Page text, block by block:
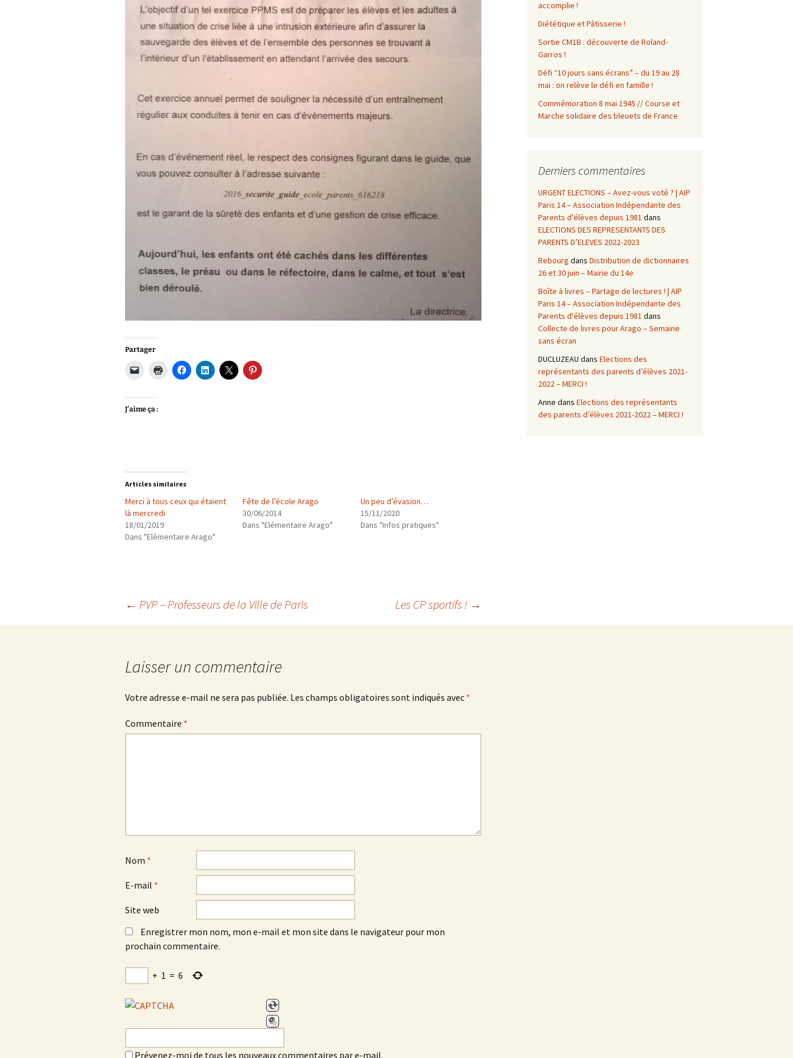
Partager
J’aime ça :
Articles similaires
Merci à tous ceux qui étaient
là mercredi
18/01/2019
Dans "Elémentaire Arago"
Fête de l’école Arago
30/06/2014
Dans "Elémentaire Arago"
Un peu d’évasion…
15/11/2020
Dans "Infos pratiques"
Navigation
← PVP – Professeurs de la Ville de Paris Les CP sportifs ! →
Laisser un commentaire
Votre adresse e-mail ne sera pas publiée. Les champs obligatoires sont indiqués avec *
Commentaire *
Nom *
E-mail *
Site web
Enregistrer mon nom, mon e-mail et mon site dans le navigateur pour mon
prochain commentaire.
+ 1 = 6
Prévenez-moi de tous les nouveaux commentaires par e-mail.
accomplie !
Diététique et Pâtisserie !
Sortie CM1B : découverte de Roland-
Garros !
Défi “10 jours sans écrans” – du 19 au 28
mai : on relève le défi en famille !
Commémoration 8 mai 1945 // Course et
Marche solidaire des bleuets de France
Derniers commentaires
URGENT ELECTIONS – Avez-vous voté ? | AIP
Paris 14 – Association Indépendante des
Parents d'élèves depuis 1981 dans
ELECTIONS DES REPRESENTANTS DES
PARENTS D’ELEVES 2022-2023
Rebourg dans Distribution de dictionnaires
26 et 30 juin – Mairie du 14e
Boîte à livres – Partage de lectures ! | AIP
Paris 14 – Association Indépendante des
Parents d'élèves depuis 1981 dans
Collecte de livres pour Arago – Semaine
sans écran
DUCLUZEAU dans Elections des
représentants des parents d’élèves 2021-
2022 – MERCI !
Anne dans Elections des représentants
des parents d’élèves 2021-2022 – MERCI !